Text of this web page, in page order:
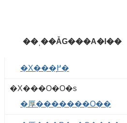
��ˌ��ẴG���A�I��
�X���֖߂�
�X���O�O�s
�厚�������O��